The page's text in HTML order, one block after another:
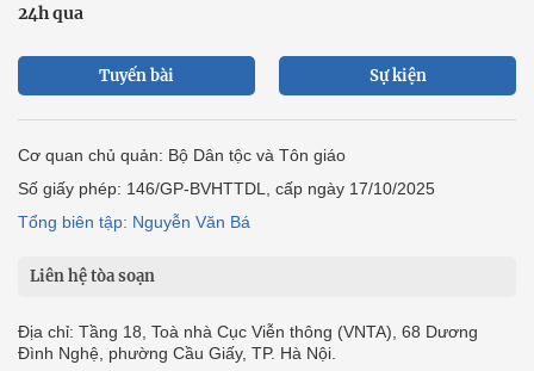
24h qua
Tuyến bài Sự kiện
Cơ quan chủ quản: Bộ Dân tộc và Tôn giáo
Số giấy phép: 146/GP-BVHTTDL, cấp ngày 17/10/2025
Tổng biên tập: Nguyễn Văn Bá
Liên hệ tòa soạn
Địa chỉ: Tầng 18, Toà nhà Cục Viễn thông (VNTA), 68 Dương
Đình Nghệ, phường Cầu Giấy, TP. Hà Nội.